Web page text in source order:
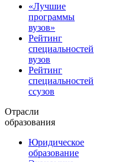
«Лучшие
программы
вузов»
Рейтинг
специальностей
вузов
Рейтинг
специальностей
ссузов
Отрасли
образования
Юридическое
образование